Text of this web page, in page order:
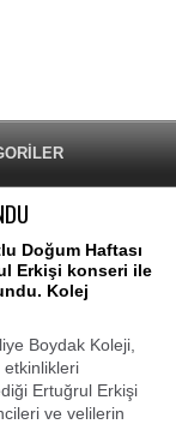
Doğum Haftası
Erkişi konseri ile
Kolej
Boydak Koleji,
etkinlikleri
Ertuğrul Erkişi
ve velilerin